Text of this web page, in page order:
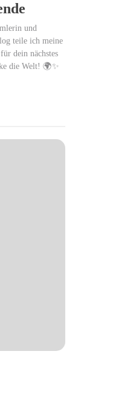
und
teile ich meine
dein nächstes
die Welt! 🌍✨